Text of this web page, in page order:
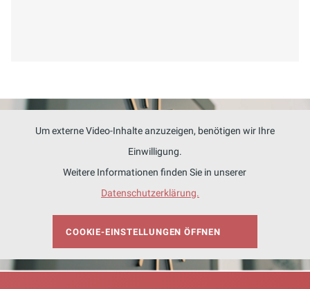
Um externe Video-Inhalte anzuzeigen, benötigen wir Ihre
Einwilligung.
Weitere Informationen finden Sie in unserer
Datenschutzerklärung.
COOKIE-EINSTELLUNGEN ÖFFNEN